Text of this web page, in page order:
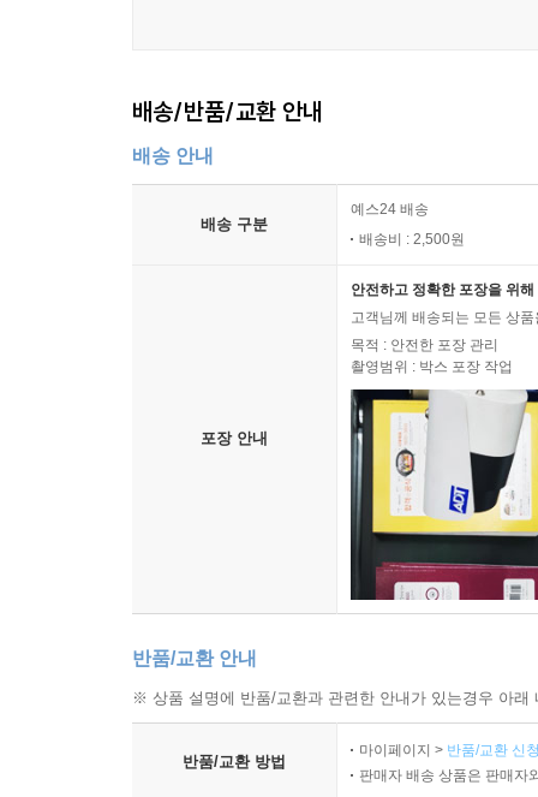
배송/반품/교환 안내
배송 안내
배송 구분
예스24 배송
배송비 : 2,500원
포장 안내
안전하고 정확한 포장을 위
고객님께 배송되는 모든 상
목적 : 안전한 포장 관리
촬영범위 : 박스 포장 작업
반품/교환 안내
※ 상품 설명에 반품/교환과 관련한 안내가 있는경우 아
반품/교환 방법
마이페이지 > 반품/교환 신
판매자 배송 상품은 판매자